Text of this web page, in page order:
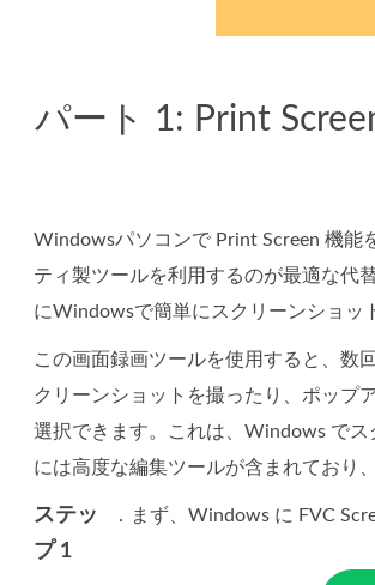
パート 1: Print
Windowsパソコンで Print Screen 機能
ティ製ツールを利用するのが最適な代
にWindowsで簡単にスクリーンショッ
この画面録画ツールを使用すると、数
クリーンショットを撮ったり、ポップ
選択できます。これは、Windows で
には高度な編集ツールが含まれており
ステッ
プ 1
．まず、Windows に FVC